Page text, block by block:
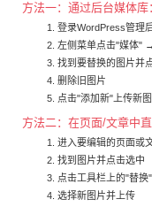
方法一：通过后台媒体库
登录WordPress管理
左侧菜单点击"媒体"
找到要替换的图片并
删除旧图片
点击"添加新"上传新
方法二：在页面/文章中直
进入要编辑的页面或
找到图片并点击选中
点击工具栏上的"替换
选择新图片并上传